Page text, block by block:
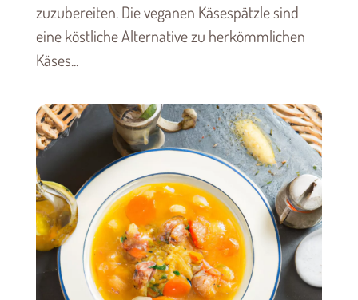
zuzubereiten. Die veganen Käsespätzle sind
eine köstliche Alternative zu herkömmlichen
Käses...